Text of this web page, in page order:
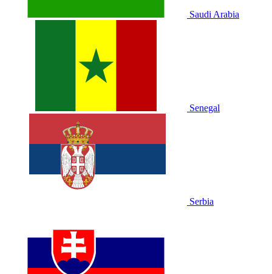
Saudi Arabia
Senegal
Serbia